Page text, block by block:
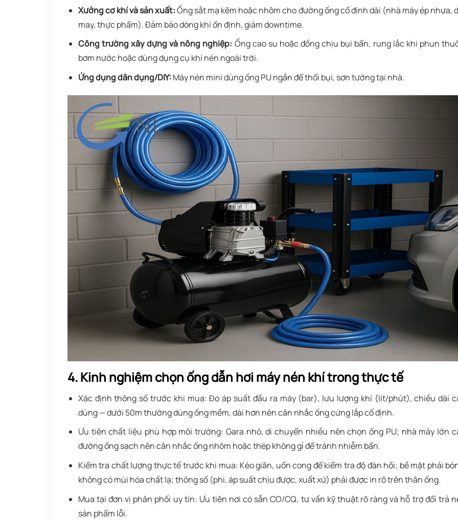
Xưởng cơ khí và sản xuất:Ống sắt mạ kẽm hoặc nhôm cho đường ống cố định dài (nhà máy ép nhựa,
may, thực phẩm). Đảm bảo dòng khí ổn định, giảm downtime.
Công trường xây dựng và nông nghiệp: Ống cao su hoặc đồng chịu bụi bẩn, rung lắc khi phun
bơm nước hoặc dùng dụng cụ khí nén ngoài trời.
Ứng dụng dân dụng/DIY: Máy nén mini dùng ống PU ngắn để thổi bụi, sơn tường tại nhà.
4. Kinh nghiệm chọn ống dẫn hơi máy nén khí trong thực tế
Xác định thông số trước khi mua: Đo áp suất đầu ra máy (bar), lưu lượng khí (lít/phút), chiều dài
dùng — dưới 50m thường dùng ống mềm, dài hơn nên cân nhắc ống cứng lắp cố định.
Ưu tiên chất liệu phù hợp môi trường: Gara nhỏ, di chuyển nhiều nên chọn ống PU; nhà máy lớn
đường ống sạch nên cân nhắc ống nhôm hoặc thép không gỉ để tránh nhiễm bẩn.
Kiểm tra chất lượng thực tế trước khi mua: Kéo giãn, uốn cong để kiểm tra độ đàn hồi; bề mặt phải
không có mùi hóa chất lạ; thông số (phi, áp suất chịu được, xuất xứ) phải được in rõ trên thân ống.
Mua tại đơn vị phân phối uy tín: Ưu tiên nơi có sẵn CO/CQ, tư vấn kỹ thuật rõ ràng và hỗ trợ đổi trả
sản phẩm lỗi.